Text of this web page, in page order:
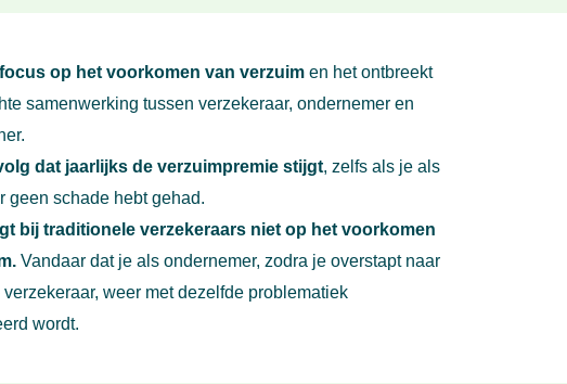
op het voorkomen van verzuim en het ontbreekt
samenwerking tussen verzekeraar, ondernemer en
dat jaarlijks de verzuimpremie stijgt, zelfs als je als
geen schade hebt gehad.
bij traditionele verzekeraars niet op het voorkomen
Vandaar dat je als ondernemer, zodra je overstapt naar
weer met dezelfde problematiek
wordt.